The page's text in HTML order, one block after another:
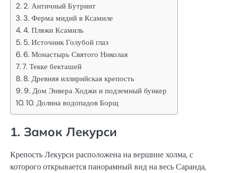
2. Античный Бутринт
3. Ферма мидий в Ксамиле
4. Пляжи Ксамиль
5. Источник Голубой глаз
6. Монастырь Святого Николая
7. Текке бекташей
8. Древняя иллирийская крепость
9. Дом Энвера Ходжи и подземный бункер
10. Долина водопадов Борщ
1. Замок Лекурси
Крепость Лекурси расположена на вершине холма, с
которого открывается панорамный вид на весь Саранда,